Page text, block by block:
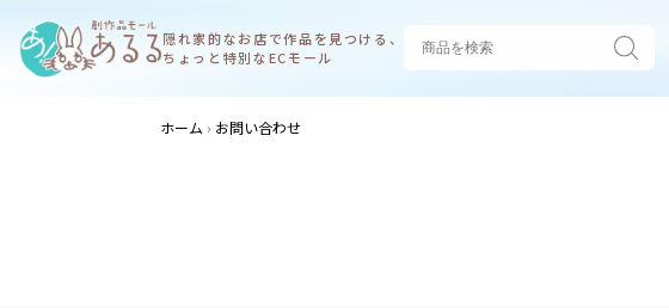
隠れ家的なお店で作品を見つける、
ちょっと特別なECモール
ホーム お問い合わせ